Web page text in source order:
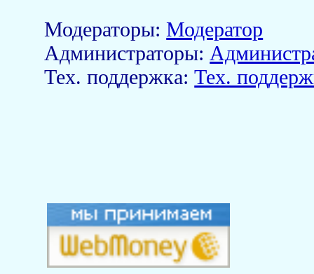
Модераторы:Модератор
Aдминистраторы:
Тех. поддержка:Тех.